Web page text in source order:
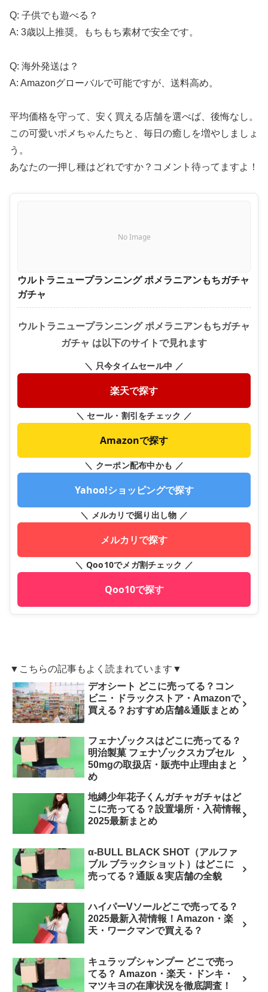
Q: 子供でも遊べる？
A: 3歳以上推奨。もちもち素材で安全です。
Q: 海外発送は？
A: Amazonグローバルで可能ですが、送料高め。
平均価格を守って、安く買える店舗を選べば、後悔なし。
この可愛いポメちゃんたちと、毎日の癒しを増やしましょ
う。
あなたの一押し種はどれですか？コメント待ってますよ！
No Image
ウルトラニュープランニング ポメラニアンもちガチャ
ガチャ
ウルトラニュープランニング ポメラニアンもちガチャ
ガチャ は以下のサイトで見れます
＼ 只今タイムセール中 ／
楽天で探す
＼ セール・割引をチェック ／
Amazonで探す
＼ クーポン配布中かも ／
Yahoo!ショッピングで探す
＼ メルカリで掘り出し物 ／
メルカリで探す
＼ Qoo10でメガ割チェック ／
Qoo10で探す
▼こちらの記事もよく読まれています▼
デオシート どこに売ってる？コン
ビニ・ドラックストア・Amazonで
買える？おすすめ店舗&通販まとめ
フェナゾックスはどこに売ってる？
明治製菓 フェナゾックスカプセル
50mgの取扱店・販売中止理由まと
め
地縛少年花子くんガチャガチャはど
こに売ってる？設置場所・入荷情報
2025最新まとめ
α-BULL BLACK SHOT（アルファ
ブル ブラックショット）はどこに
売ってる？通販＆実店舗の全貌
ハイパーVソールどこで売ってる？
2025最新入荷情報！Amazon・楽
天・ワークマンで買える？
キュラップシャンプー どこで売っ
てる？ Amazon・楽天・ドンキ・
マツキヨの在庫状況を徹底調査！